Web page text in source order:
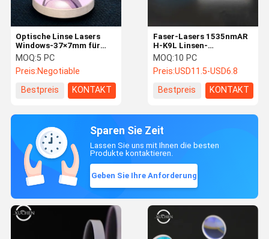
Optische Linse Lasers
Windows-37×7mm für
Precitec Procuttor u.
Lightcutter u.
SolidCutter
MOQ:5 PC
Preis:Negotiable
Bestpreis
KONTAKT
Faser-Lasers 1535nmAR
H-K9L Linsen-
Durchmessers 19mm
schützende Stärke 2mm
für Laser-Maschine
MOQ:10 PC
Preis:USD11.5-USD6.8
Bestpreis
KONTAKT
Sparen Sie Zeit
Lassen Sie uns mit Ihnen die besten
Produkte kontaktieren.
Geben Sie Ihre Anforderung